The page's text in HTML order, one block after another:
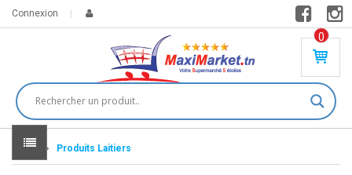
Connexion
0
PR
DU
IT(
S)
Home Produits Laitiers